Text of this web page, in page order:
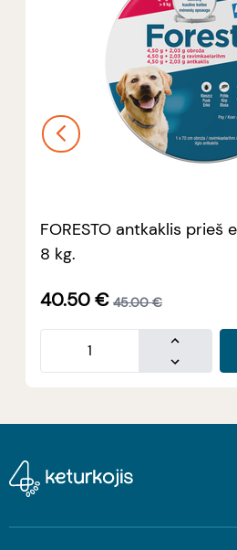
FORESTO antkaklis prieš
8 kg.
40.50€ 45.00 €